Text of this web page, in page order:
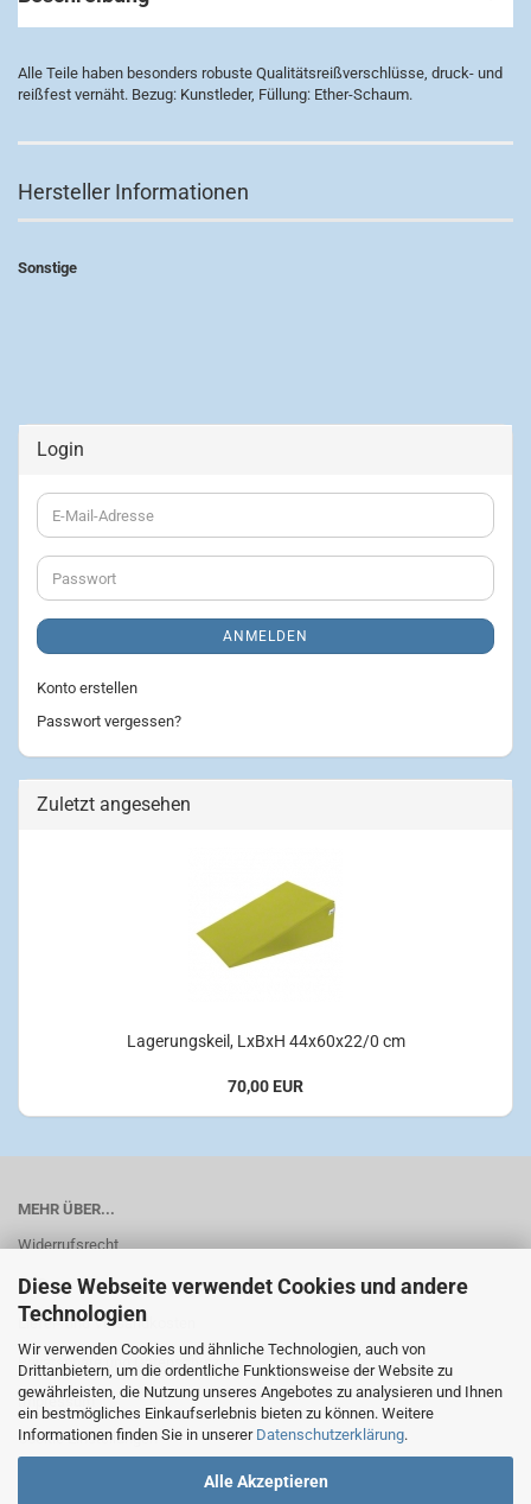
Diese Webseite verwendet Cookies und andere
Technologien
Wir verwenden Cookies und ähnliche Technologien, auch von
Drittanbietern, um die ordentliche Funktionsweise der Website zu
gewährleisten, die Nutzung unseres Angebotes zu analysieren und Ihnen
ein bestmögliches Einkaufserlebnis bieten zu können. Weitere
Informationen finden Sie in unserer Datenschutzerklärung.
Alle Akzeptieren
Alle Teile haben besonders robuste Qualitätsreißverschlüsse, druck- und
reißfest vernäht. Bezug: Kunstleder, Füllung: Ether-Schaum.
Hersteller Informationen
Sonstige
Login
E-
Mail-
Adresse
Passwort
ANMELDEN
Konto erstellen
Passwort vergessen?
Zuletzt angesehen
Lagerungskeil, LxBxH 44x60x22/0 cm
70,00 EUR
MEHR ÜBER...
Widerrufsrecht
AGB
Liefer- und Versandkosten
Privatsphäre und Datenschutz
Impressum
Cookie Einstellungen